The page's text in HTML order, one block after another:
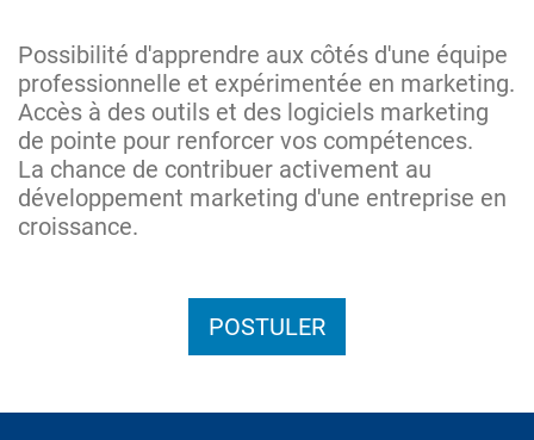
Possibilité d'apprendre aux côtés d'une équipe
professionnelle et expérimentée en marketing.
Accès à des outils et des logiciels marketing
de pointe pour renforcer vos compétences.
La chance de contribuer activement au
développement marketing d'une entreprise en
croissance.
POSTULER